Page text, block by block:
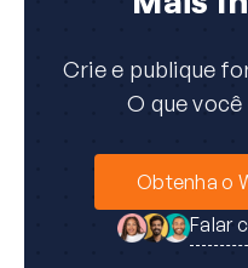
Crie e publique
O que
Obtenha o
Falar